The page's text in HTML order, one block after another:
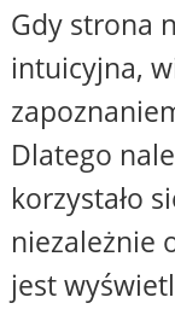
Gdy strona
intuicyjna,
Dlatego
korzystało
niezależnie
jest